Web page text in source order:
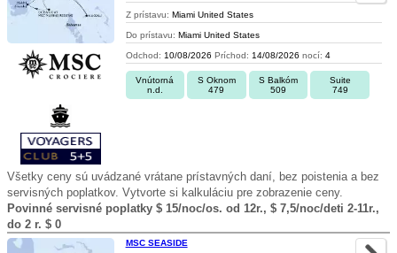
Z prístavu: Miami United States
Do prístavu: Miami United States
Odchod: 10/08/2026 Príchod: 14/08/2026 nocí: 4
Vnútorná
n.d.
S Oknom
479
S Balkóm
509
Suite
749
Všetky ceny sú uvádzané vrátane prístavných daní, bez poistenia a bez
servisných poplatkov. Vytvorte si kalkuláciu pre zobrazenie ceny.
Povinné servisné poplatky $ 15/noc/os. od 12r., $ 7,5/noc/deti 2-11r.,
do 2 r. $ 0
MSC SEASIDE